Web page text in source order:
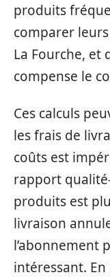
produits
comparer
La Fourche, et
compense le
Ces calculs
les frais de
coûts est
rapport
produits est
livraison
l’abonnement
intéressant.